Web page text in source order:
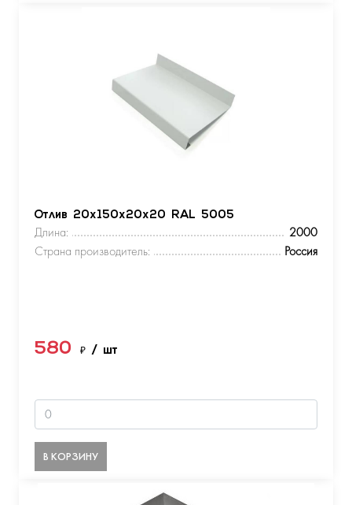
Отлив 20х150х20х20 RAL 5005
Длина:
2000
Страна производитель:
Россия
580 ₽ / шт
В КОРЗИНУ